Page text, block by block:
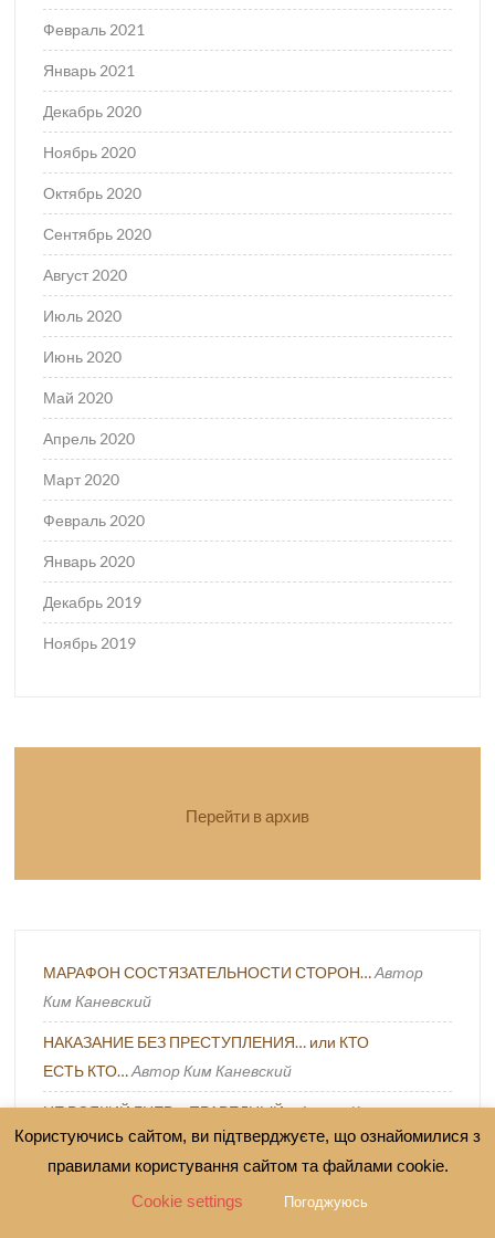
Февраль 2021
Январь 2021
Декабрь 2020
Ноябрь 2020
Октябрь 2020
Сентябрь 2020
Август 2020
Июль 2020
Июнь 2020
Май 2020
Апрель 2020
Март 2020
Февраль 2020
Январь 2020
Декабрь 2019
Ноябрь 2019
Перейти в архив
МАРАФОН СОСТЯЗАТЕЛЬНОСТИ СТОРОН… Автор
Ким Каневский
НАКАЗАНИЕ БЕЗ ПРЕСТУПЛЕНИЯ… или КТО
ЕСТЬ КТО… Автор Ким Каневский
НЕ ВСЯКИЙ ГНЕВ – ПРАВЕДНЫЙ…Автор Ким
Каневский
Парадокс военной демократии: от мобилизации
низового сопротивления к его криминализации
Користуючись сайтом, ви підтверджуєте, що ознайомилися з
правилами користування сайтом та файлами cookie.
Cookie settings
Погоджуюсь